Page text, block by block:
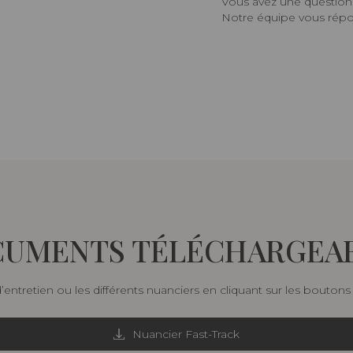
Notre équipe vous
ou les différents nuanciers en cliquant sur les
Nuancier Fast-Track